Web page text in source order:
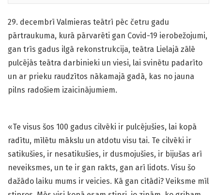
29. decembrī Valmieras teātrī pēc četru gadu
pārtraukuma, kurā pārvarēti gan Covid-19 ierobežojumi,
gan trīs gadus ilgā rekonstrukcija, teātra Lielajā zālē
pulcējās teātra darbinieki un viesi, lai svinētu padarīto
un ar prieku raudzītos nākamajā gadā, kas no jauna
pilns radošiem izaicinājumiem.
«Te visus šos 100 gadus cilvēki ir pulcējušies, lai kopā
radītu, mīlētu mākslu un atdotu visu tai. Te cilvēki ir
satikušies, ir nesatikušies, ir dusmojušies, ir bijušas arī
neveiksmes, un te ir gan rakts, gan arī lidots. Visu šo
dažādo laiku mums ir veicies. Kā gan citādi? Veiksme mīl